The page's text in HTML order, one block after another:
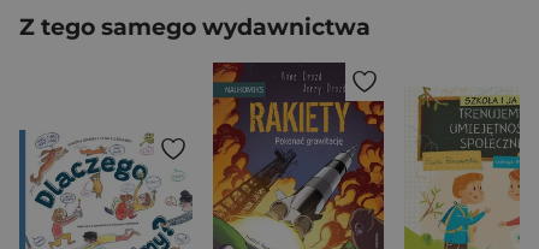
Z tego samego wydawnictwa